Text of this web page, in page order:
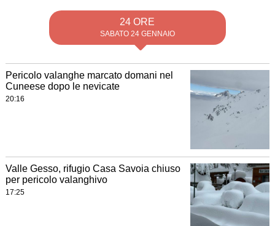
24 ORE
SABATO 24 GENNAIO
Pericolo valanghe marcato domani nel
Cuneese dopo le nevicate
20:16
Valle Gesso, rifugio Casa Savoia chiuso
per pericolo valanghivo
17:25